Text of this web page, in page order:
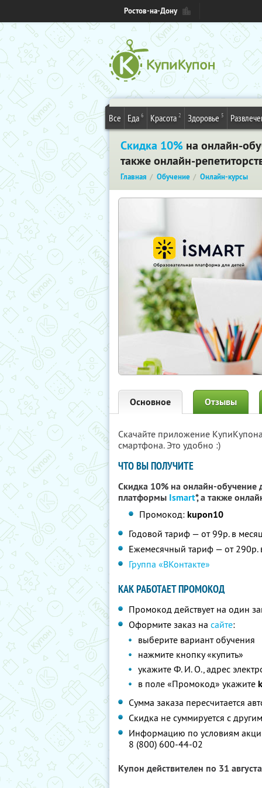
Ростов-на-Дону
Все Еда 6 Красота 2 Здоровье 5
Скидка 10% на онлайн-
также онлайн-
Главная Обучение Онлайн-курсы
Основное Отзывы
Скачайте приложение
смартфона. Это удобно :)
ЧТО ВЫ ПОЛУЧИТЕ
Скидка 10% на онлайн-обучение
платформы Ismart*, а также
Промокод:kupon10
Годовой тариф — от 99р. в
Ежемесячный тариф — от 290р.
Группа «ВКонтакте»
КАК РАБОТАЕТ ПРОМОКОД
Промокод действует на один
Оформите заказ на сайте:
выберите вариант обучения
нажмите кнопку «купить»
укажите Ф. И. О.,адрес
в поле «Промокод» укажите
Сумма заказа пересчитается
Скидка не суммируется с
Информацию по условиям
8 (800) 600-44-02
Купон действителен по 31